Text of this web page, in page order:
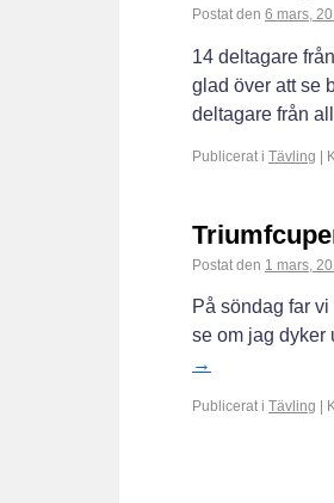
Postat den 6 mars,
14 deltagare
glad över att se
deltagare från
Publicerat i Tävling |
Postat den 1 mars,
På söndag far
se om jag dyker
→
Publicerat i Tävling